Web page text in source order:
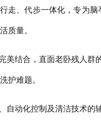
走、代步一体化，专为
质量。
美结合，直面老卧残人
护难题。
自动化控制及清洁技术